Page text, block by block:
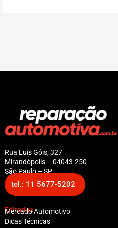
Rua Luis Góis, 327
Mirandópolis – 04043-250
São Paulo – SP
tel.: 11 5677-5202
Editorias
Mercado Automotivo
Dicas Técnicas